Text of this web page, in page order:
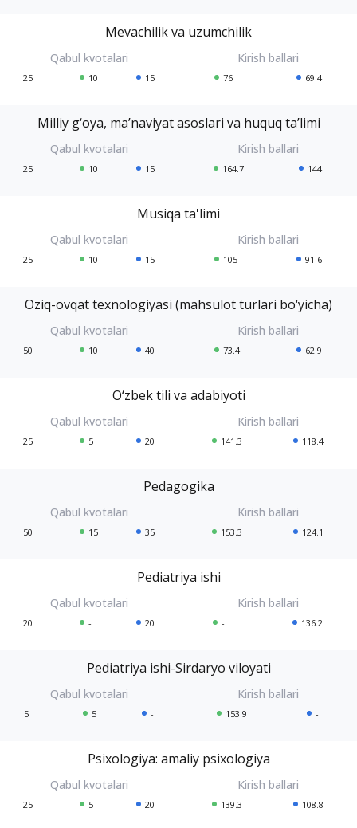
Mevachilik va uzumchilik
25 10 15 76 69.4
Milliy g‘oya, ma’naviyat asoslari va huquq ta’limi
25 10 15 164.7 144
Musiqa ta'limi
25 10 15 105 91.6
Oziq-ovqat texnologiyasi (mahsulot turlari bo‘yicha)
50 10 40 73.4 62.9
O‘zbek tili va adabiyoti
25 5 20 141.3 118.4
Pedagogika
50 15 35 153.3 124.1
Pediatriya ishi
20 - 20 - 136.2
Pediatriya ishi-Sirdaryo viloyati
5 5 - 153.9 -
Psixologiya: amaliy psixologiya
25 5 20 139.3 108.8